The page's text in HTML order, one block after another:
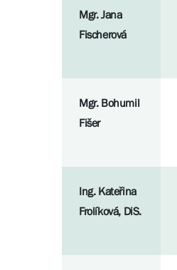
Mgr. Jana
Fischerová
Mgr. Bohumil
Fišer
Ing. Kateřina
Frolíková, DiS.